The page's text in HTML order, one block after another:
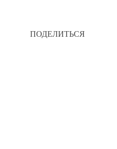
ПОДЕЛИТЬСЯ